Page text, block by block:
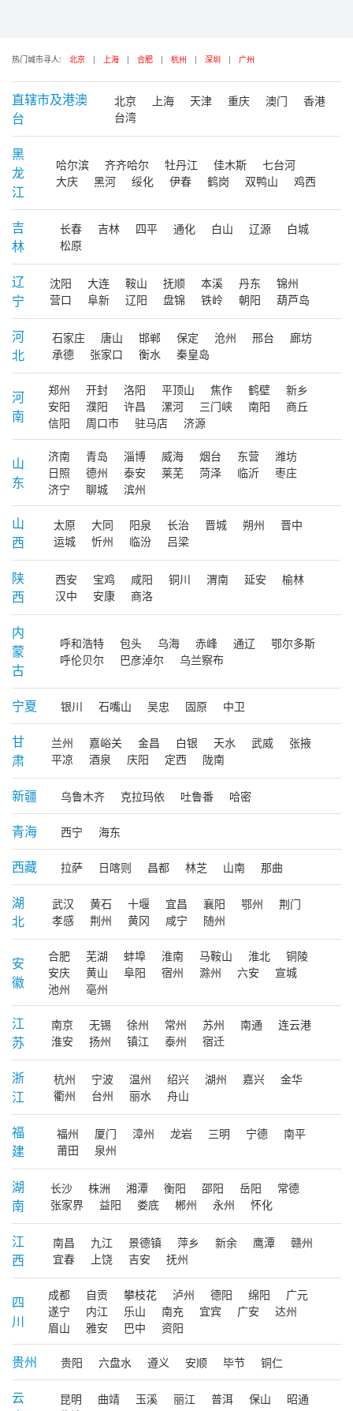
热门城市寻人: 北京 | 上海 | 合肥 | 杭州 | 深圳 | 广州
直辖市及港澳
台
北京 上海 天津 重庆 澳门
香港
台湾
黑
龙
江
哈尔滨 齐齐哈尔 牡丹江 佳木斯
七台河
大庆
黑河 绥化 伊春 鹤岗 双鸭山 鸡西
吉
林
长春 吉林 四平 通化 白山 辽源
白城
松原
辽
宁
沈阳 大连 鞍山 抚顺 本溪 丹东
锦州
营口
阜新 辽阳 盘锦 铁岭 朝阳 葫芦岛
河
北
石家庄 唐山 邯郸 保定 沧州 邢台
廊坊
承德
张家口 衡水 秦皇岛
河
南
郑州 开封 洛阳 平顶山 焦作 鹤壁
新乡
安阳
濮阳 许昌 漯河 三门峡 南阳
商丘
信阳
周口市 驻马店 济源
山
东
济南 青岛 淄博 威海 烟台 东营
潍坊
日照
德州 泰安 莱芜 菏泽 临沂
枣庄
济宁
聊城 滨州
山
西
太原 大同 阳泉 长治 晋城 朔州
晋中
运城
忻州 临汾 吕梁
陕
西
西安 宝鸡 咸阳 铜川 渭南 延安
榆林
汉中
安康 商洛
内
蒙
古
呼和浩特 包头 乌海 赤峰 通辽
鄂尔多斯
呼伦贝尔
巴彦淖尔 乌兰察布
宁夏 银川 石嘴山 吴忠 固原 中卫
甘
肃
兰州 嘉峪关 金昌 白银 天水 武威
张掖
平凉
酒泉 庆阳 定西 陇南
新疆 乌鲁木齐 克拉玛依 吐鲁番 哈密
青海 西宁 海东
西藏 拉萨 日喀则 昌都 林芝 山南 那曲
湖
北
武汉 黄石 十堰 宜昌 襄阳 鄂州
荆门
孝感
荆州 黄冈 咸宁 随州
安
徽
合肥 芜湖 蚌埠 淮南 马鞍山 淮北
铜陵
安庆
黄山 阜阳 宿州 滁州 六安
宣城
池州
亳州
江
苏
南京 无锡 徐州 常州 苏州 南通
连云港
淮安
扬州 镇江 泰州 宿迁
浙
江
杭州 宁波 温州 绍兴 湖州 嘉兴
金华
衢州
台州 丽水 舟山
福
建
福州 厦门 漳州 龙岩 三明 宁德
南平
莆田
泉州
湖
南
长沙 株洲 湘潭 衡阳 邵阳 岳阳
常德
张家界
益阳 娄底 郴州 永州 怀化
江
西
南昌 九江 景德镇 萍乡 新余 鹰潭
赣州
宜春
上饶 吉安 抚州
四
川
成都 自贡 攀枝花 泸州 德阳 绵阳
广元
遂宁
内江 乐山 南充 宜宾 广安
达州
眉山
雅安 巴中 资阳
贵州 贵阳 六盘水 遵义 安顺 毕节 铜仁
云
昆明 曲靖 玉溪 丽江 普洱 保山
昭通